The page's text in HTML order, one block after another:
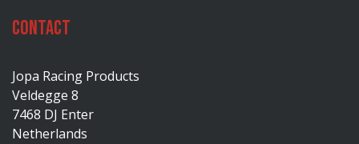
Contact
Jopa Racing Products
Veldegge 8
7468 DJ Enter
Netherlands